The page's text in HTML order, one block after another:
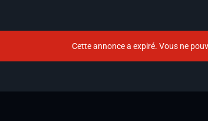
Cette annonce a expiré. Vous ne